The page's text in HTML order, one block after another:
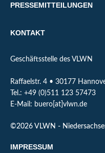
PRESSEMITTEILUNGEN
KONTAKT
Geschäftsstelle des VLWN
Raffaelstr. 4 • 30177
Tel.: +49 (0)511 123 57473
E-Mail: buero[at]vlwn.de
©2026 VLWN -
IMPRESSUM